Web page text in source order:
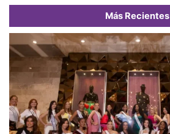
Más Recientes